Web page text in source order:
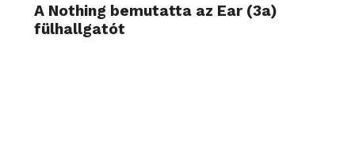
A Nothing bemutatta az Ear (3a)
fülhallgatót